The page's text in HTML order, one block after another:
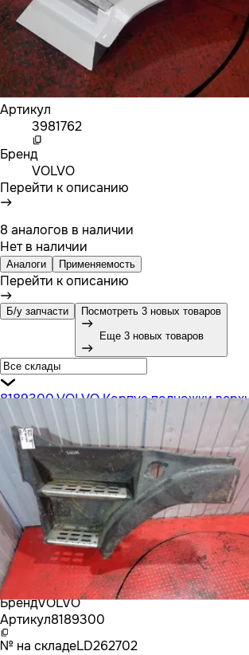
Артикул
3981762
Бренд
VOLVO
Перейти к описанию
8 аналогов в наличии
Нет в наличии
Аналоги Применяемость
Перейти к описанию
Б/у запчасти Посмотреть 3 новых товаров
Еще 3 новых товаров
8189300 VOLVO Корпус подножки
БрендVOLVO
Артикул8189300
№ на складеLD262702